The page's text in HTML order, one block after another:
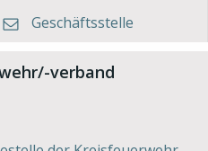
Geschäftsstelle
verband